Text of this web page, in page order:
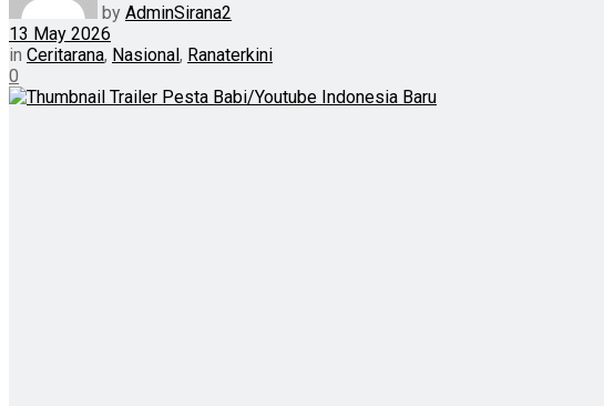
by AdminSirana2
13 May 2026
in Ceritarana, Nasional, Ranaterkini
0